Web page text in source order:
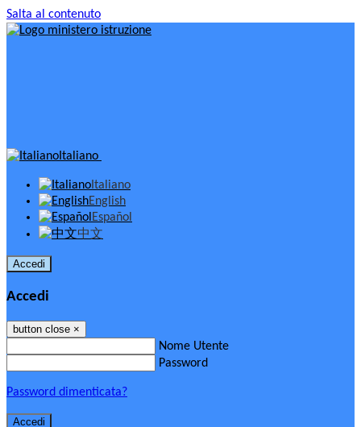
Salta al contenuto
Italiano
Italiano
English
Español
中文
Accedi
Accedi
button close ×
Nome Utente
Password
Password dimenticata?